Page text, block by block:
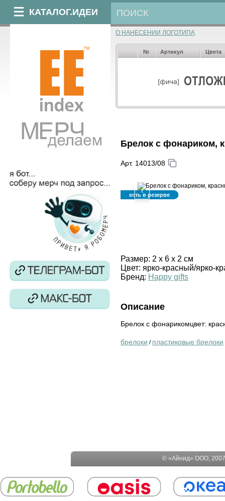
КАТАЛОГ.ИДЕИ
О НАНЕСЕНИИ ЛОГОТИПА
№ Артикул Цвета
Брелок с фонариком,
Арт. 14013/08
есть в резерве
‹
Размер: 2 х 6 х 2 см
Цвет: ярко-красный/ярко-
Бренд: Happy gifts
Описание
Брелок с фонарикомцвет:
брелоки / пластиковые брелоки
© «Айнид» ООО,